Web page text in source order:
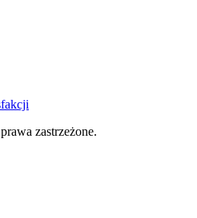
zastrzeżone.